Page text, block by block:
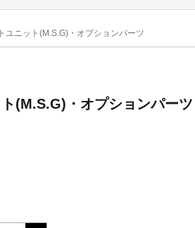
ユニット(M.S.G)・オプションパーツ
(M.S.G)・オプションパーツ